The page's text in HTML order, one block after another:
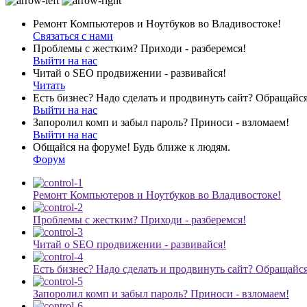
Ремонт Компьютеров и Ноутбуков во Владивостоке!
Связаться с нами
Проблемы с жестким? Приходи - разберемся!
Выйти на нас
Читай о SEO продвижении - развивайся!
Читать
Есть бизнес? Надо сделать и продвинуть сайт?
Выйти на нас
Запоролил комп и забыл пароль? Приноси - взломаем!
Выйти на нас
Общайся на форуме! Будь ближе к людям.
Форум
Ремонт Компьютеров и Ноутбуков во Владивостоке!
Проблемы с жестким? Приходи - разберемся!
Читай о SEO продвижении - развивайся!
Есть бизнес? Надо сделать и продвинуть сайт?
Запоролил комп и забыл пароль? Приноси - взломаем!